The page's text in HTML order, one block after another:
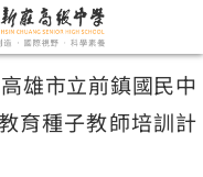
高雄市立前鎮國民中
育種子教師培訓計